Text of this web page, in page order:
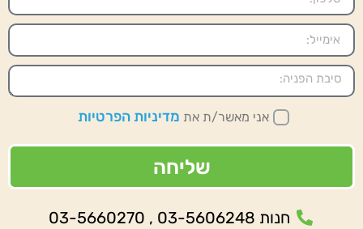
אני מאשר/ת את מדיניות הפרטיות
שליחה
חנות 03-5606248 , 03-5660270